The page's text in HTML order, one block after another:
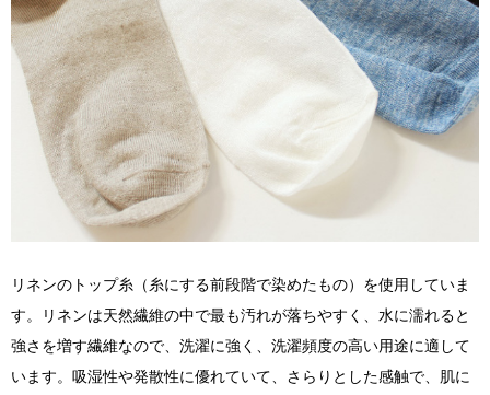
リネンのトップ糸（糸にする前段階で染めたもの）を使用していま
す。リネンは天然繊維の中で最も汚れが落ちやすく、水に濡れると
強さを増す繊維なので、洗濯に強く、洗濯頻度の高い用途に適して
います。吸湿性や発散性に優れていて、さらりとした感触で、肌に